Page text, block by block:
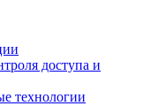
доступа и
технологии